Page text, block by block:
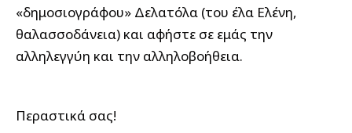
«δημοσιογράφου» Δελατόλα (του έλα Ελένη,
θαλασσοδάνεια) και αφήστε σε εμάς την
αλληλεγγύη και την αλληλοβοήθεια.
Περαστικά σας!